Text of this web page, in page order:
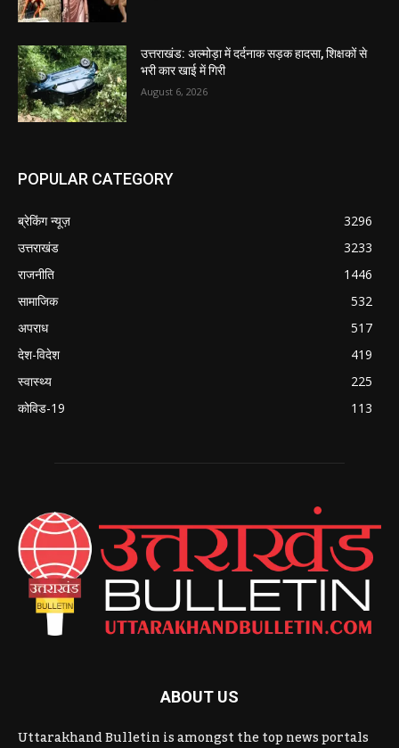
उत्तराखंड: अल्मोड़ा में दर्दनाक सड़क हादसा, शिक्षकों से
भरी कार खाई में गिरी
August 6, 2026
POPULAR CATEGORY
ब्रेकिंग न्यूज़
3296
उत्तराखंड
3233
राजनीति
1446
सामाजिक
532
अपराध
517
देश-विदेश
419
स्वास्थ्य
225
कोविड-19
113
ABOUT US
Uttarakhand Bulletin is amongst the top news portals